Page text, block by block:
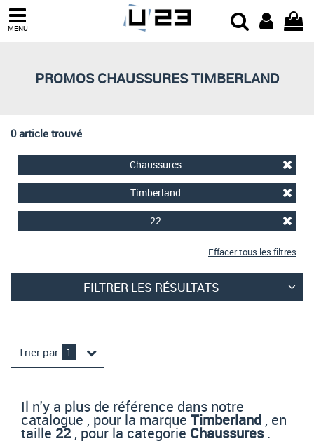
MENU
PROMOS CHAUSSURES TIMBERLAND
0 article trouvé
Chaussures
Timberland
22
Effacer tous les filtres
FILTRER LES RÉSULTATS
Trier par 1
Trier par
Prix croissant
Meilleures remises
Il n'y a plus de référence dans notre
catalogue , pour la marque Timberland , en
taille 22, pour la categorie Chaussures.